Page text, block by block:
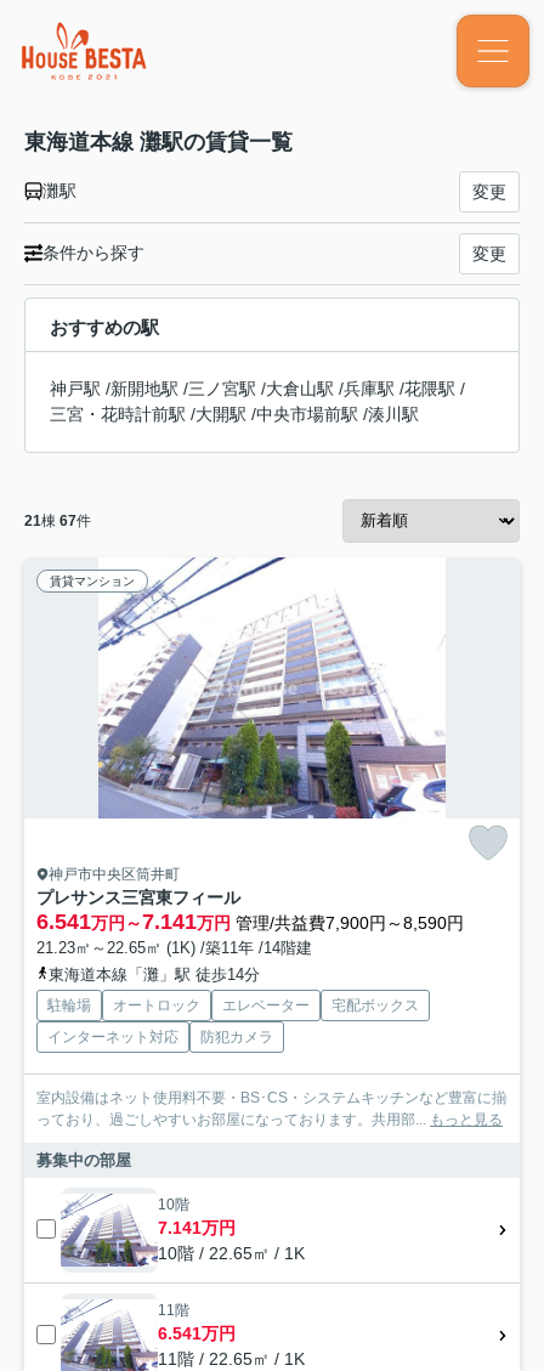
東海道本線 灘駅の賃貸一覧
灘駅 変更
条件から探す 変更
おすすめの駅
神戸駅 /新開地駅 /三ノ宮駅 /大倉山駅 /兵庫駅 /花隈駅 /
三宮・花時計前駅 /大開駅 /中央市場前駅 /湊川駅
21棟 67件
賃貸マンション
神戸市中央区筒井町
プレサンス三宮東フィール
6.541万円～7.141万円 管理/共益費7,900円～8,590円
21.23㎡～22.65㎡ (1K) /築11年 /14階建
東海道本線「灘」駅 徒歩14分
駐輪場 オートロック エレベーター
宅配ボックス
インターネット対応
防犯カメラ
室内設備はネット使用料不要・BS･CS・システムキッチンなど豊富に揃
っており、過ごしやすいお部屋になっております。共用部...
もっと見る
募集中の部屋
10階
7.141万円
10階 / 22.65㎡ / 1K
11階
6.541万円
11階 / 22.65㎡ / 1K